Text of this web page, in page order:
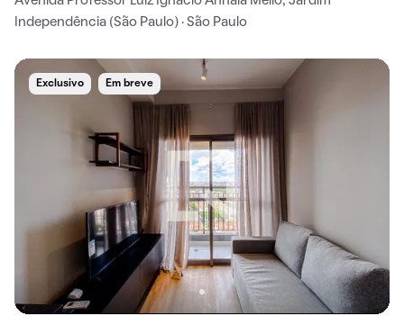
Independência (São Paulo) · São Paulo
Exclusivo Em breve